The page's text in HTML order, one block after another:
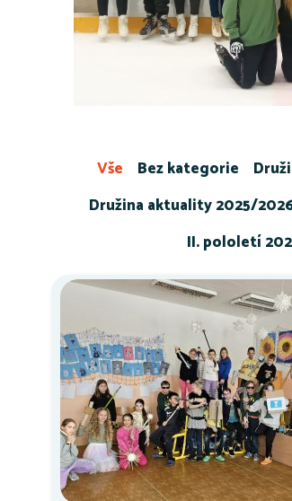
Bez kategorie
Družina aktuality 2025/
II. pololetí
Vše